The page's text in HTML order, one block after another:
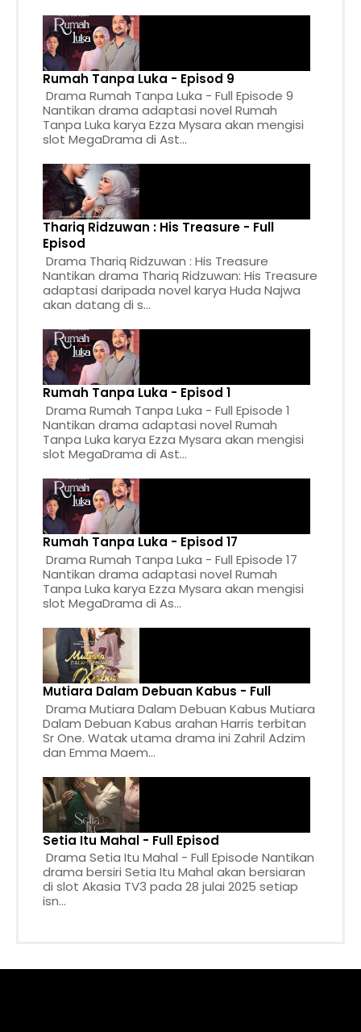
Rumah Tanpa Luka - Episod 9
Drama Rumah Tanpa Luka - Full Episode 9
Nantikan drama adaptasi novel Rumah
Tanpa Luka karya Ezza Mysara akan mengisi
slot MegaDrama di Ast...
Thariq Ridzuwan : His Treasure - Full
Episod
Drama Thariq Ridzuwan : His Treasure
Nantikan drama Thariq Ridzuwan: His Treasure
adaptasi daripada novel karya Huda Najwa
akan datang di s...
Rumah Tanpa Luka - Episod 1
Drama Rumah Tanpa Luka - Full Episode 1
Nantikan drama adaptasi novel Rumah
Tanpa Luka karya Ezza Mysara akan mengisi
slot MegaDrama di Ast...
Rumah Tanpa Luka - Episod 17
Drama Rumah Tanpa Luka - Full Episode 17
Nantikan drama adaptasi novel Rumah
Tanpa Luka karya Ezza Mysara akan mengisi
slot MegaDrama di As...
Mutiara Dalam Debuan Kabus - Full
Drama Mutiara Dalam Debuan Kabus Mutiara
Dalam Debuan Kabus arahan Harris terbitan
Sr One. Watak utama drama ini Zahril Adzim
dan Emma Maem...
Setia Itu Mahal - Full Episod
Drama Setia Itu Mahal - Full Episode Nantikan
drama bersiri Setia Itu Mahal akan bersiaran
di slot Akasia TV3 pada 28 julai 2025 setiap
isn...